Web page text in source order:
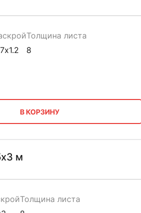
Толщина листа
8
В КОРЗИНУ
м
Толщина листа